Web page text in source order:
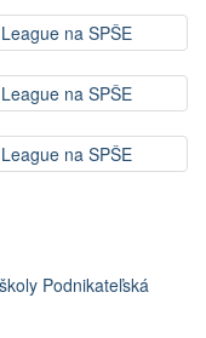
Podnikateľská